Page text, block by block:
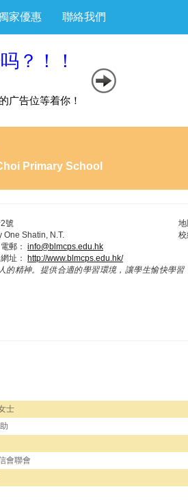
家優惠 聯絡我們
Primary School
號
One Shatin, N.T.
地
校
電郵： info@blmcps.edu.hk
網址：
http://www.blmcps.edu.hk/
的精神。提供合適的學習環境，讓學生愉快學習
士
會聯會